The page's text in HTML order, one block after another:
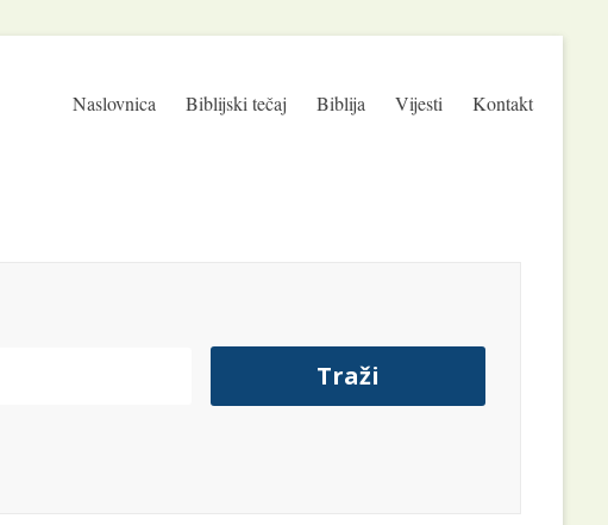
Naslovnica Biblijski tečaj Biblija Vijesti Kontakt